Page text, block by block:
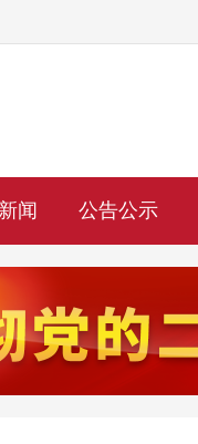
闻 公告公示